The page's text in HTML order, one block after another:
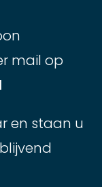
mail op
en staan u